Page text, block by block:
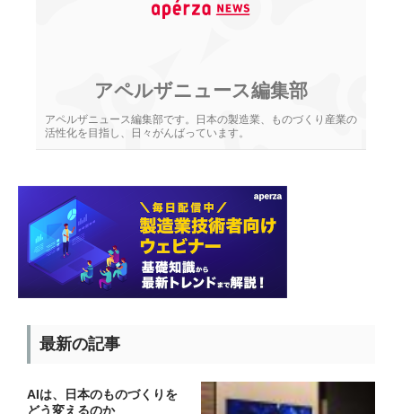
アペルザニュース編集部
アペルザニュース編集部です。日本の製造業、ものづくり産業の
活性化を目指し、日々がんばっています。
最新の記事
AIは、日本のものづくりを
どう変えるのか